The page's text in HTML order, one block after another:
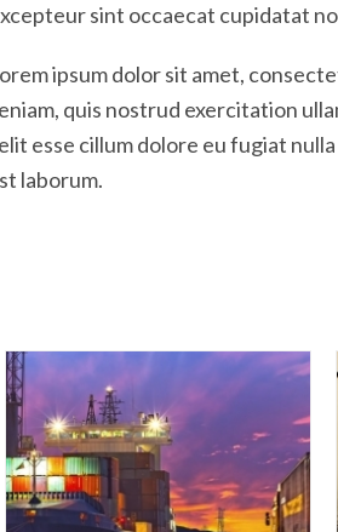
sint occaecat cupidatat
ipsum dolor sit amet,
quis nostrud exercitation
esse cillum dolore eu fugiat
laborum.